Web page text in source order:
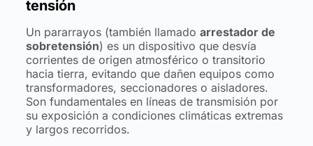
tensión
Un pararrayos (también llamado arrestador de
sobretensión) es un dispositivo que desvía
corrientes de origen atmosférico o transitorio
hacia tierra, evitando que dañen equipos como
transformadores, seccionadores o aisladores.
Son fundamentales en líneas de transmisión por
su exposición a condiciones climáticas extremas
y largos recorridos.